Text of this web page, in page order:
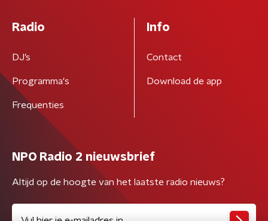
Radio
DJ’s
Programma's
Frequenties
Info
Contact
Download de app
NPO Radio 2 nieuwsbrief
Altijd op de hoogte van het laatste radio nieuws?